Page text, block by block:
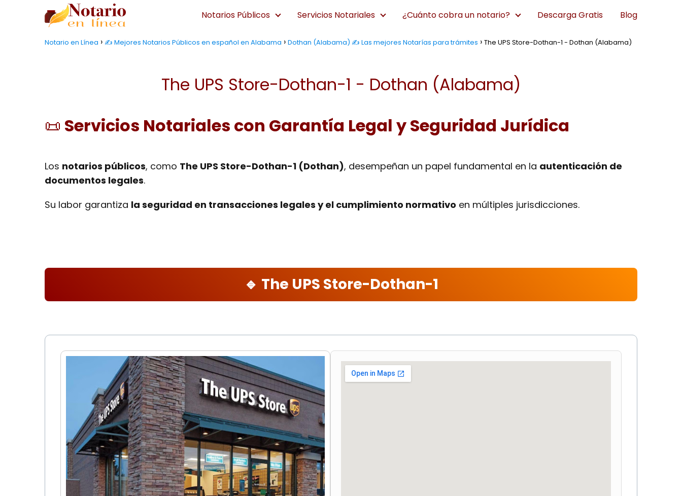
Notarios Públicos Servicios Notariales ¿Cuánto cobra un notario? Descarga Gratis Blog
Notario en Línea ✍️ Mejores Notarios Públicos en español en Alabama Dothan (Alabama) ✍️ Las mejores Notarías para trámites The UPS Store-Dothan-1 - Dothan (Alabama)
The UPS Store-Dothan-1 - Dothan (Alabama)
📜 Servicios Notariales con Garantía Legal y Seguridad Jurídica
Los notarios públicos, como The UPS Store-Dothan-1 (Dothan), desempeñan un papel fundamental en la autenticación de
documentos legales.
Su labor garantiza la seguridad en transacciones legales y el cumplimiento normativo en múltiples jurisdicciones.
🔹 The UPS Store-Dothan-1